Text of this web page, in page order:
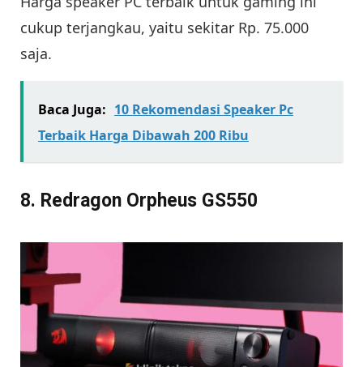
cukup terjangkau, yaitu sekitar Rp. 75.000
saja.
Baca Juga: 10 Rekomendasi Speaker Pc
Terbaik Harga Dibawah 200 Ribu
8. Redragon Orpheus GS550